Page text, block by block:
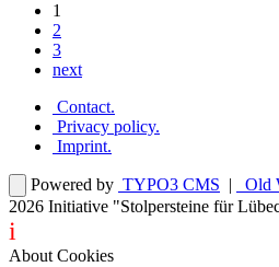
1
2
3
next
Contact.
Privacy policy.
Imprint.
Powered by TYPO3 CMS | Old
2026 Initiative "Stolpersteine für
i
About Cookies